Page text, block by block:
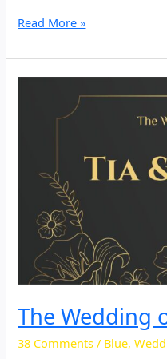
Read More »
The Wedding
38 Comments / Blue,
of Tia and Rifqi